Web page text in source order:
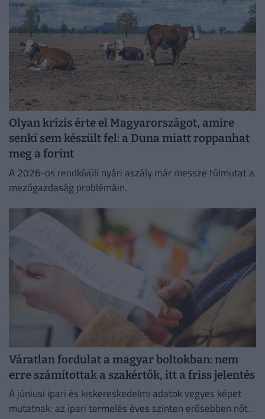
Olyan krízis érte el Magyarországot, amire
senki sem készült fel: a Duna miatt roppanhat
meg a forint
A 2026-os rendkívüli nyári aszály már messze túlmutat a
mezőgazdaság problémáin.
Váratlan fordulat a magyar boltokban: nem
erre számítottak a szakértők, itt a friss jelentés
A júniusi ipari és kiskereskedelmi adatok vegyes képet
mutatnak: az ipari termelés éves szinten erősebben nőtt